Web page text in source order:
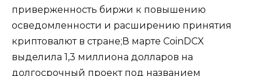
приверженность биржи к повышению
осведомленности и расширению принятия
криптовалют в стране;В марте CoinDCX
выделила 1,3 миллиона долларов на
долгосрочный проект под названием